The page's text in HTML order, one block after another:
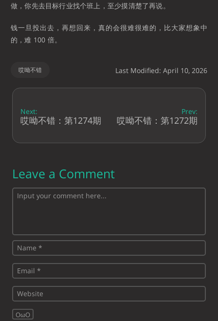
做，你先去目标行业找个班上，至少摸清楚了再说。
钱一旦投出去，再想回来，真的会很难很难的，比大家想象中
的，难 100 倍。
哎呦不错 Last Modified: April 10, 2026
Next:
哎呦不错：第1274期
Prev:
哎呦不错：第1272期
Leave a Comment
OωO